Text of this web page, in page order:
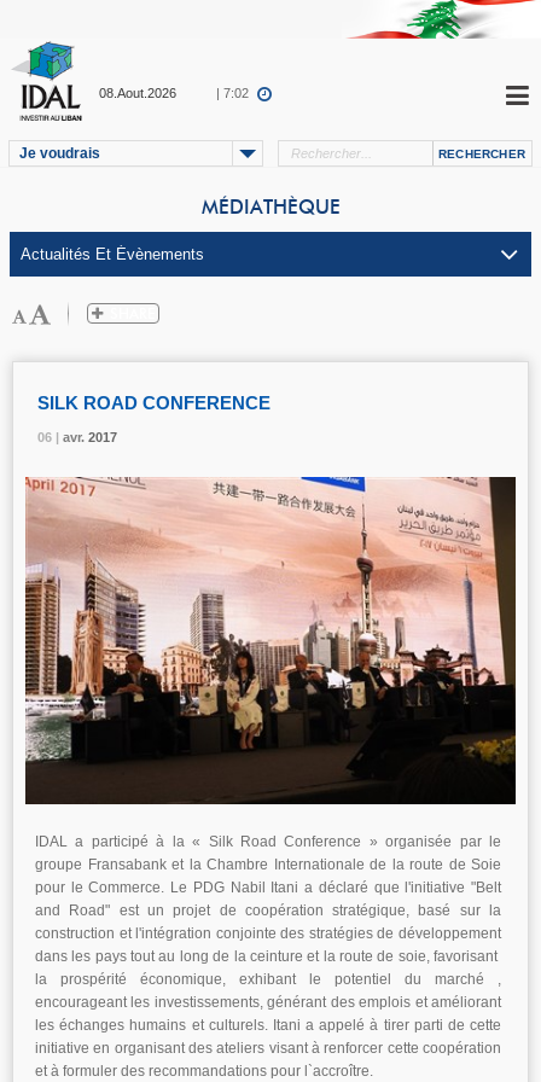
08.Aout.2026 | 7:02
Je voudrais
MÉDIATHÈQUE
06 | avr. 2017
SILK ROAD CONFERENCE
06 | avr. 2017
06 | avr. 2017
IDAL a participé à la « Silk Road Conference » organisée par le
groupe Fransabank et la Chambre Internationale de la route de Soie
pour le Commerce. Le PDG Nabil Itani a déclaré que l'initiative "Belt
and Road" est un projet de coopération stratégique, basé sur la
construction et l'intégration conjointe des stratégies de développement
dans les pays tout au long de la ceinture et la route de soie, favorisant
la prospérité économique, exhibant le potentiel du marché ,
encourageant les investissements, générant des emplois et améliorant
les échanges humains et culturels. Itani a appelé à tirer parti de cette
initiative en organisant des ateliers visant à renforcer cette coopération
et à formuler des recommandations pour l`accroître.